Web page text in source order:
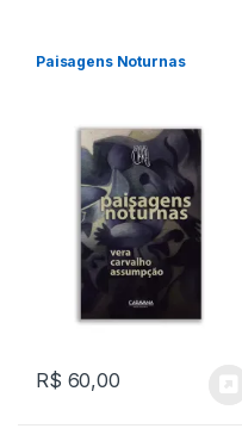
Paisagens Noturnas
R$ 60,00